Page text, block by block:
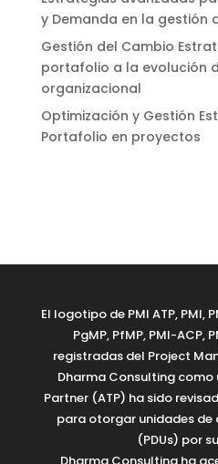
y Demanda en la gestión
Gestión del Cambio
portafolio a la evolución
organizacional
Optimización y Gestión
Portafolio en proyectos
El logotipo de PMI ATP, PMI,
PgMP, PfMP, PMI-ACP,
registradas del Project
Dharma Consulting como
Partner (ATP) ha sido
para otorgar unidades
(PDUs) por